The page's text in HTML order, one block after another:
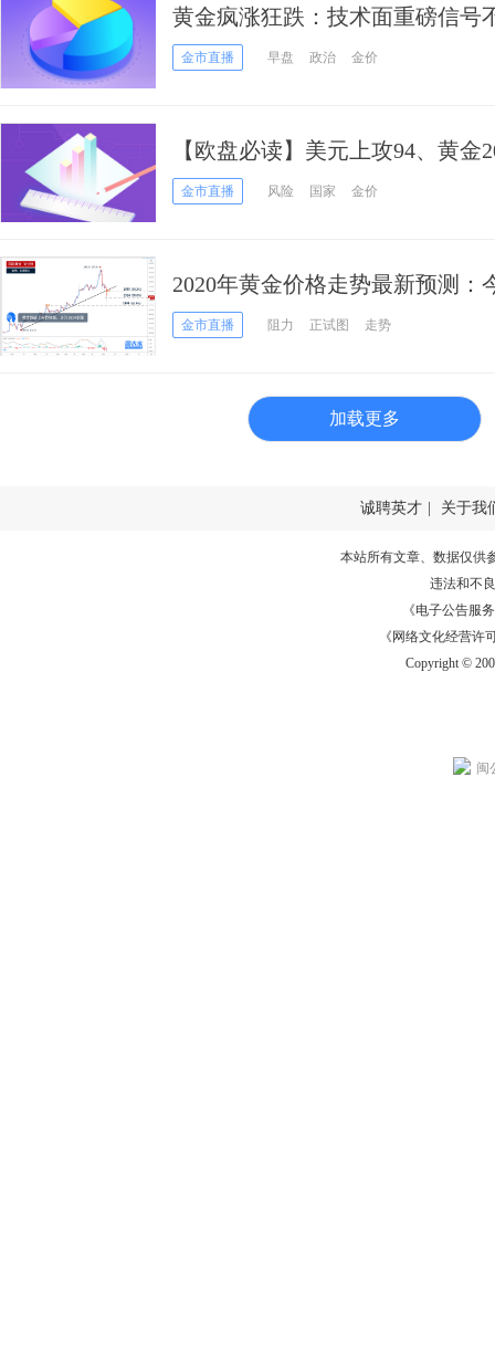
黄金疯涨狂跌：技术面重磅信号
多：顶级投行高盛最新宣布上调
金市直播 早盘 政治 金价
【欧盘必读】美元上攻94、黄金
已暴露在病毒下 欧洲收紧旅行限
金市直播 风险 国家 金价
2020年黄金价格走势最新预测：
余点 跌破趋势线支撑
金市直播 阻力 正试图 走势
加载更多
诚聘英才 关于我
本站所有文章、数据仅供
违法和不
《电子公告服务
《网络文化经营许
Copyright ©
闽